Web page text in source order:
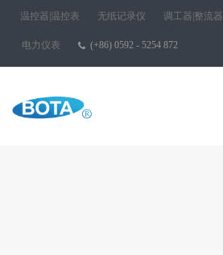
温控器|温控表 无纸记录仪 调工器|整流器
电力仪表 (+86) 0592 - 5254 872